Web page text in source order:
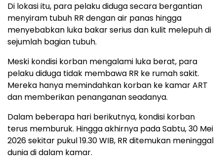
Di lokasi itu, para pelaku diduga secara bergantian
menyiram tubuh RR dengan air panas hingga
menyebabkan luka bakar serius dan kulit melepuh di
sejumlah bagian tubuh.
Meski kondisi korban mengalami luka berat, para
pelaku diduga tidak membawa RR ke rumah sakit.
Mereka hanya memindahkan korban ke kamar ART
dan memberikan penanganan seadanya.
Dalam beberapa hari berikutnya, kondisi korban
terus memburuk. Hingga akhirnya pada Sabtu, 30 Mei
2026 sekitar pukul 19.30 WIB, RR ditemukan meninggal
dunia di dalam kamar.